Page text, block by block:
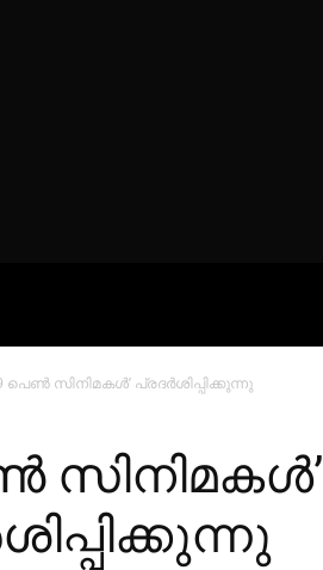
പെൺ സിനിമകൾ’ പ്രദര്‍ശിപ്പിക്കുന്നു
സിനിമകൾ’